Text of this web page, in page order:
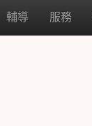
輔導 服務